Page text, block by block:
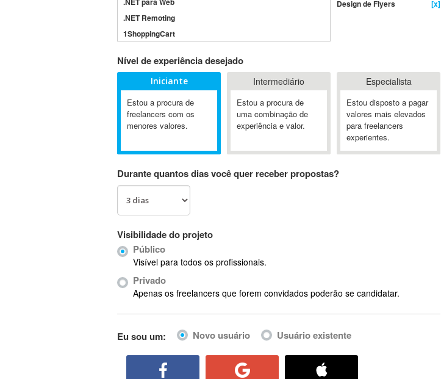
.NET Remoting
1ShoppingCart
3GSM
4D Dimension
802.11
A&P
A-GPS
Ab Initio
ABIS
AbleCommerce
Ableton Live
Abstract Window Toolkit (AWT)
Design de Flyers [x]
Nível de experiência desejado
Iniciante
Estou a procura de
freelancers com os
menores valores.
Intermediário
Estou a procura de
uma combinação de
experiência e valor.
Especialista
Estou disposto a pagar
valores mais elevados
para freelancers
experientes.
Durante quantos dias você quer receber propostas?
Visibilidade do projeto
Público
Visível para todos os profissionais.
Privado
Apenas os freelancers que forem convidados poderão se candidatar.
Eu sou um: Novo usuário Usuário existente